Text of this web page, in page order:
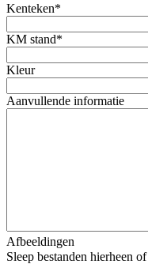
Kenteken*
KM stand*
Kleur
Aanvullende informatie
Afbeeldingen
Sleep bestanden hierheen of